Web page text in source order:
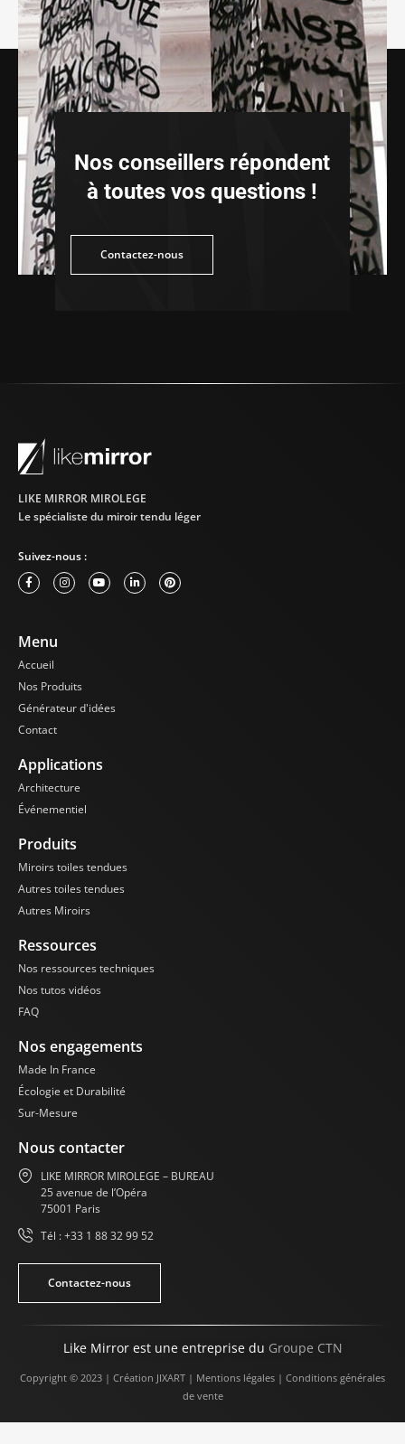
Nos conseillers répondent
à toutes vos questions !
Contactez-nous
nous
LIKE MIRROR MIROLEGE
Le spécialiste du miroir tendu léger
Suivez-nous :
Menu
Accueil
Nos Produits
Générateur d'idées
Contact
Applications
Architecture
Événementiel
Produits
Miroirs toiles tendues
Autres toiles tendues
Autres Miroirs
Ressources
Nos ressources techniques
Nos tutos vidéos
FAQ
Nos engagements
Made In France
Écologie et Durabilité
Sur-Mesure
Nous contacter
LIKE MIRROR MIROLEGE – BUREAU
25 avenue de l’Opéra
75001 Paris
Tél : +33 1 88 32 99 52
Contactez-nous
Like Mirror est une entreprise du Groupe CTN
Copyright © 2023 | Création JIXART | Mentions légales | Conditions générales
de vente